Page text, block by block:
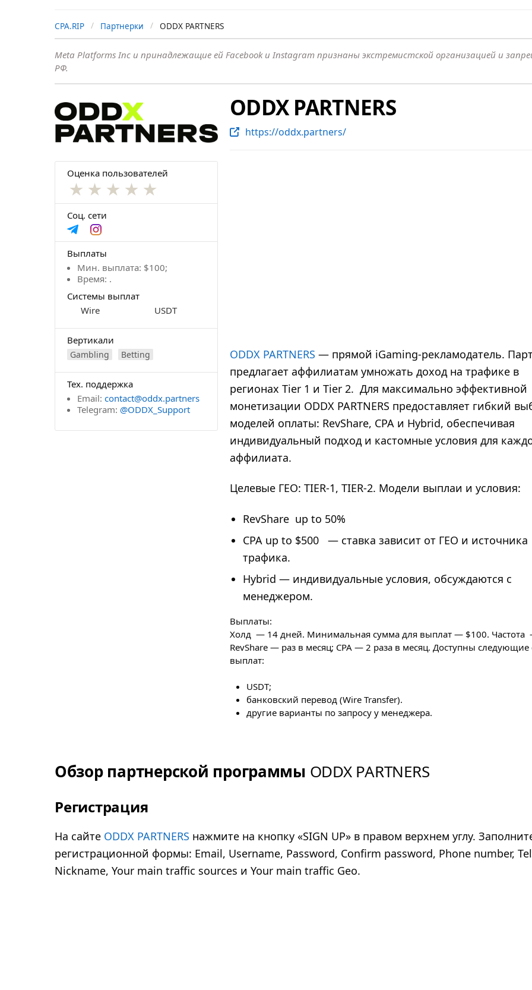
CPA.RIP Партнерки ODDX PARTNERS
Meta Platforms Inc и принадлежащие ей Facebook и Instagram признаны экстремистской организацией и
РФ.
Оценка пользователей
★ ★ ★ ★ ★
Соц. сети
Выплаты
Мин. выплата: $100;
Время: .
Системы выплат
Wire
USDT
Вертикали
Gambling Betting
Тех. поддержка
Email: contact@oddx.partners
Telegram: @ODDX_Support
ODDX PARTNERS
https://oddx.partners/
ODDX PARTNERS — прямой iGaming-рекламодатель.
предлагает аффилиатам умножать доход на трафике в
регионах Tier 1 и Tier 2. Для максимально эффективной
монетизации ODDX PARTNERS предоставляет гибкий
моделей оплаты: RevShare, CPA и Hybrid, обеспечивая
индивидуальный подход и кастомные условия для
аффилиата.
Целевые ГЕО: TIER-1, TIER-2. Модели выплаи и условия:
RevShare up to 50%
CPA up to $500
— ставка зависит от ГЕО и источника
трафика.
Hybrid — индивидуальные условия, обсуждаются с
менеджером.
Выплаты:
Холд — 14 дней. Минимальная сумма для выплат — $100.
RevShare — раз в месяц; CPA — 2 раза в месяц. Доступны следующие
выплат:
USDT;
банковский перевод (Wire Transfer).
другие варианты по запросу у менеджера.
Обзор партнерской программы ODDX PARTNERS
Регистрация
На сайте ODDX PARTNERS нажмите на кнопку «SIGN UP» в правом верхнем углу.
регистрационной формы: Email, Username, Password, Confirm password, Phone number,
Nickname, Your main traffic sources и Your main traffic Geo.